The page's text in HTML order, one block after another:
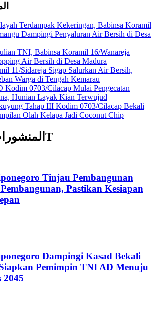
Terdampak Kekeringan, Babinsa Koramil
Dampingi Penyaluran Air Bersih di Desa
TNI, Babinsa Koramil 16/Wanareja
Air Bersih di Desa Madura
11/Sidareja Sigap Salurkan Air Bersih,
Warga di Tengah Kemarau
Kodim 0703/Cilacap Mulai Pengecatan
Hunian Layak Kian Terwujud
Tahap III Kodim 0703/Cilacap Bekali
Olah Kelapa Jadi Coconut Chip
المنشورات ذات الصلةT
Tinjau Pembangunan
Pastikan Kesiapan
Dampingi Kasad Bekali
Pemimpin TNI AD Menuju
2045